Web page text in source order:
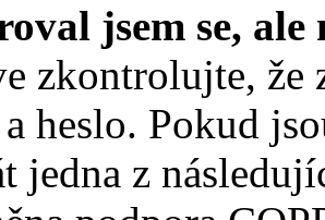
jsem se,
zkontrolujte, že
heslo. Pokud
jedna z